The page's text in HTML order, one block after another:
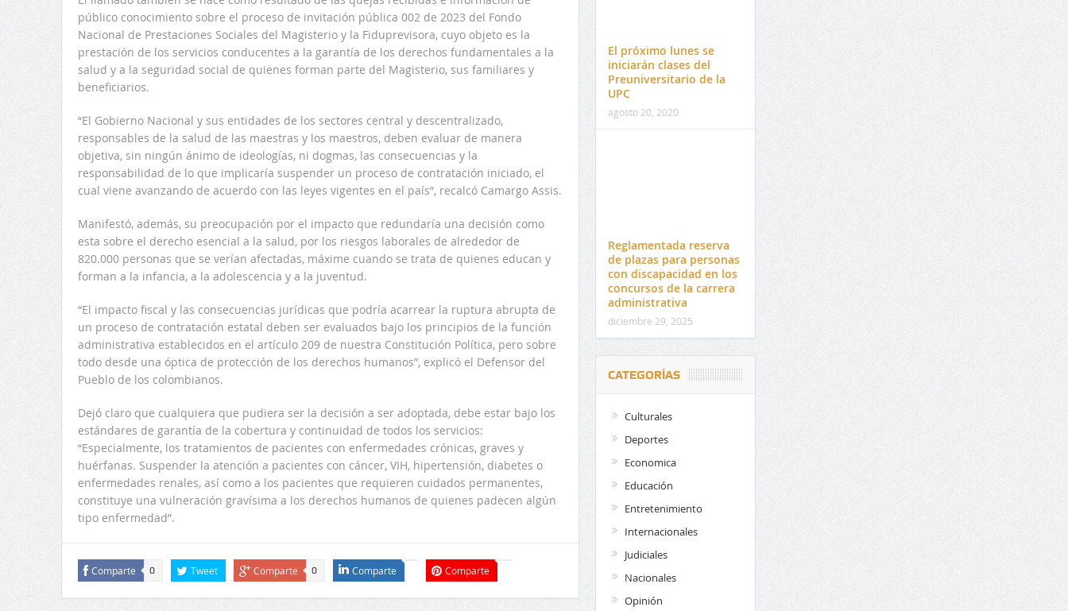
público conocimiento sobre el proceso de invitación pública 002 de 2023 del Fondo
Nacional de Prestaciones Sociales del Magisterio y la Fiduprevisora, cuyo objeto es la
prestación de los servicios conducentes a la garantía de los derechos fundamentales a la
salud y a la seguridad social de quienes forman parte del Magisterio, sus familiares y
beneficiarios.
“El Gobierno Nacional y sus entidades de los sectores central y descentralizado,
responsables de la salud de las maestras y los maestros, deben evaluar de manera
objetiva, sin ningún ánimo de ideologías, ni dogmas, las consecuencias y la
responsabilidad de lo que implicaría suspender un proceso de contratación iniciado, el
cual viene avanzando de acuerdo con las leyes vigentes en el país”, recalcó Camargo Assis.
Manifestó, además, su preocupación por el impacto que redundaría una decisión como
esta sobre el derecho esencial a la salud, por los riesgos laborales de alrededor de
820.000 personas que se verían afectadas, máxime cuando se trata de quienes educan y
forman a la infancia, a la adolescencia y a la juventud.
“El impacto fiscal y las consecuencias jurídicas que podría acarrear la ruptura abrupta de
un proceso de contratación estatal deben ser evaluados bajo los principios de la función
administrativa establecidos en el artículo 209 de nuestra Constitución Política, pero sobre
todo desde una óptica de protección de los derechos humanos”, explicó el Defensor del
Pueblo de los colombianos.
Dejó claro que cualquiera que pudiera ser la decisión a ser adoptada, debe estar bajo los
estándares de garantía de la cobertura y continuidad de todos los servicios:
“Especialmente, los tratamientos de pacientes con enfermedades crónicas, graves y
huérfanas. Suspender la atención a pacientes con cáncer, VIH, hipertensión, diabetes o
enfermedades renales, así como a los pacientes que requieren cuidados permanentes,
constituye una vulneración gravísima a los derechos humanos de quienes padecen algún
tipo enfermedad”.
Comparte 0 Tweet Comparte 0 Comparte Comparte
El próximo lunes se
iniciarán clases del
Preuniversitario de la
UPC
agosto 20, 2020
Reglamentada reserva
de plazas para personas
con discapacidad en los
concursos de la carrera
administrativa
diciembre 29, 2025
CATEGORÍAS
Culturales
Deportes
Economica
Educación
Entretenimiento
Internacionales
Judiciales
Nacionales
Opinión